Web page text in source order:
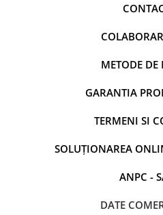
METODE DE
GARANTIA
TERMENI SI
SOLUȚIONAREA
ANPC -
DATE